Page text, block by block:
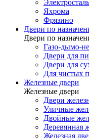
Электросталь
Яхрома
Фрязино
Двери по
Двери по
Газо-дымо-
Двери для
Двери для
Для чистых
Железные двери
Железные двери
Двери
Уличные
Двойные
Деревянная
Железная